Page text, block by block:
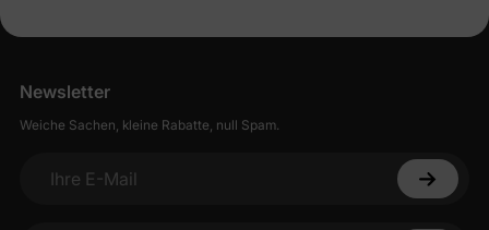
Newsletter
Weiche Sachen, kleine Rabatte, null Spam.
Ihre E-Mail